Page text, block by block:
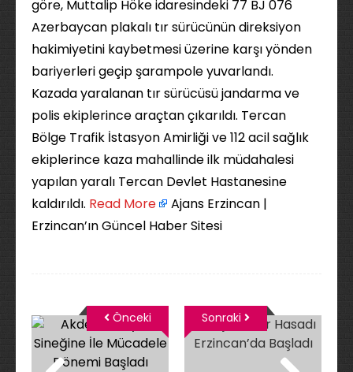
göre, Muttalip Höke idaresindeki 77 BJ 076
Azerbaycan plakalı tır sürücünün direksiyon
hakimiyetini kaybetmesi üzerine karşı yönden
bariyerleri geçip şarampole yuvarlandı.
Kazada yaralanan tır sürücüsü jandarma ve
polis ekiplerince araçtan çıkarıldı. Tercan
Bölge Trafik İstasyon Amirliği ve 112 acil sağlık
ekiplerince kaza mahallinde ilk müdahalesi
yapılan yaralı Tercan Devlet Hastanesine
kaldırıldı. ​ Read More
Ajans Erzincan |
Erzincan’ın Güncel Haber Sitesi
Önceki Sonraki